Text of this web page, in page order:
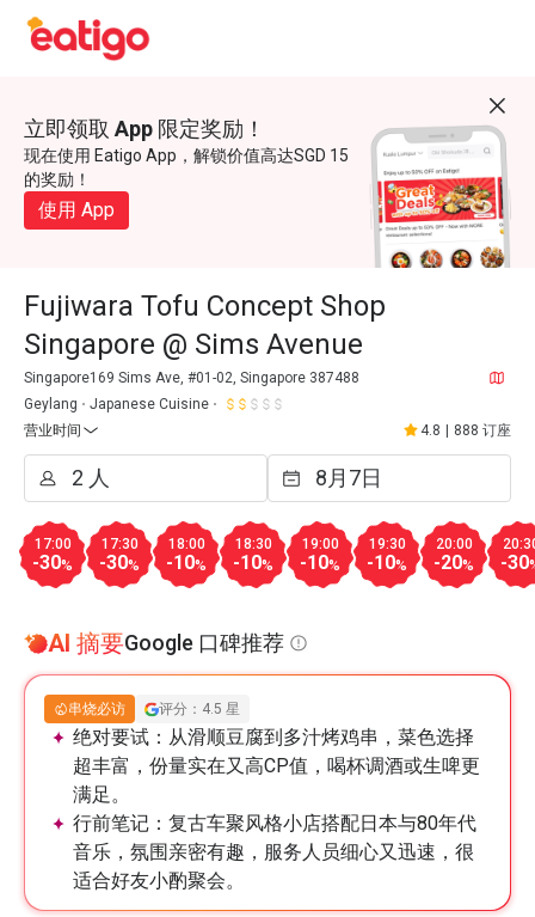
立即领取 App 限定奖励！
现在使用 Eatigo App，解锁价值高达SGD 15
的奖励！
使用 App
Fujiwara Tofu Concept Shop
Singapore @ Sims Avenue
Singapore169 Sims Ave, #01-02, Singapore 387488
Geylang
Japanese Cuisine
营业时间
4.8 888 订座
17:00
-30%
17:30
-30%
18:00
-10%
18:30
-10%
19:00
-10%
19:30
-10%
20:00
-20% -30
AI 摘要Google 口碑推荐
串烧必访 评分：4.5 星
绝对要试： 从滑顺豆腐到多汁烤鸡串，菜色选择
超丰富，份量实在又高CP值，喝杯调酒或生啤更
满足。
行前笔记： 复古车聚风格小店搭配日本与80年代
音乐，氛围亲密有趣，服务人员细心又迅速，很
适合好友小酌聚会。